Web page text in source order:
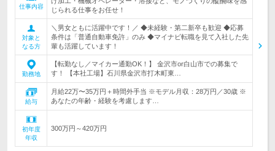
仕事内容
じられる仕事をお任せ！
対象と
なる方
＼男女ともに活躍中です！／ ◆未経験・第二新卒も歓迎 ◆応募
条件は「普通自動車免許」のみ ◆マイナビ転職を見て入社した先
輩も活躍しています！
勤務地
【転勤なし／マイカー通勤OK！】 金沢市or白山市での募集で
す！ 【本社工場】石川県金沢市打木町東…
給与
月給22万〜35万円＋時間外手当 ※モデル月収：28万円／30歳 ※
あなたの年齢・経験を考慮します…
初年度
年収
300万円～420万円